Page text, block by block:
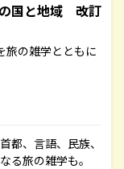
国と地域 改訂
旅の雑学とともに
都、言語、民族、
る旅の雑学も。